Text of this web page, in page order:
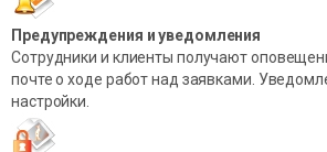
Предупреждения и уведомления
Сотрудники и клиенты получают
почте о ходе работ над заявками.
настройки.